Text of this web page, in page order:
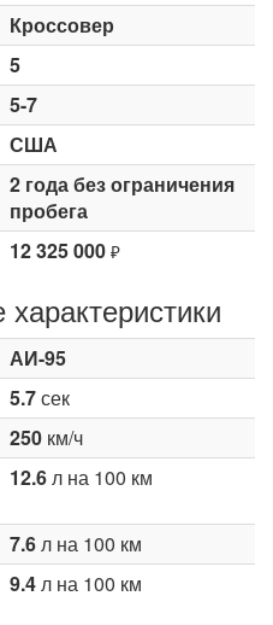
Кроссовер
5
5-7
США
2 года без ограничения
пробега
12 325 000 ₽
АИ-95
5.7сек
250 км/ч
12.6л на 100 км
7.6л на 100 км
9.4л на 100 км